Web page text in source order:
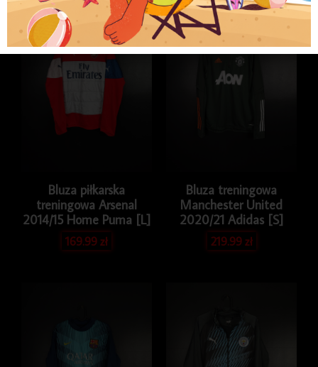
Player
Issue
Bluza piłkarska
treningowa Arsenal
2014/15 Home Puma [L]
169.99zł
Bluza treningowa
Manchester United
2020/21 Adidas [S]
219.99zł